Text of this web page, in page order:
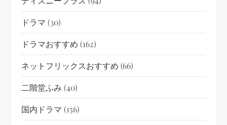
ドラマ (30)
ドラマおすすめ (162)
ネットフリックスおすすめ (66)
二階堂ふみ (40)
国内ドラマ (156)